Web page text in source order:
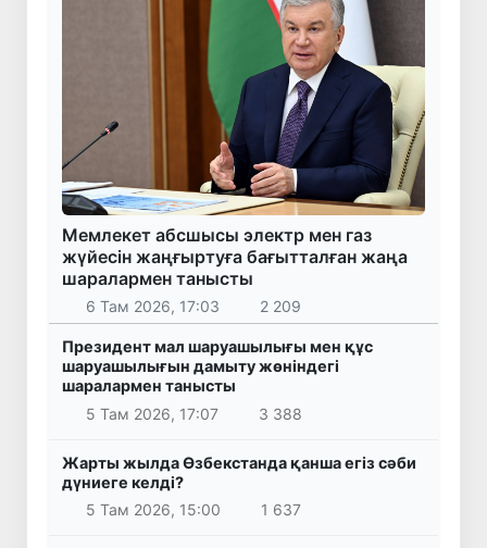
Мемлекет абсшысы электр мен газ
жүйесін жаңғыртуға бағытталған жаңа
шаралармен танысты
6 Там 2026, 17:03 2 209
Президент мал шаруашылығы мен құс
шаруашылығын дамыту жөніндегі
шаралармен танысты
5 Там 2026, 17:07
3 388
Жарты жылда Өзбекстанда қанша егіз сәби
дүниеге келді?
5 Там 2026, 15:00
1 637